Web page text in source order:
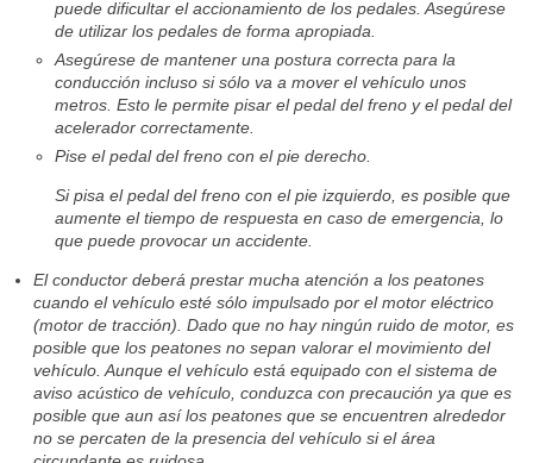
puede dificultar el accionamiento de los pedales. Asegúrese
de utilizar los pedales de forma apropiada.
Asegúrese de mantener una postura correcta para la
conducción incluso si sólo va a mover el vehículo unos
metros. Esto le permite pisar el pedal del freno y el pedal del
acelerador correctamente.
Pise el pedal del freno con el pie derecho.
Si pisa el pedal del freno con el pie izquierdo, es posible que
aumente el tiempo de respuesta en caso de emergencia, lo
que puede provocar un accidente.
El conductor deberá prestar mucha atención a los peatones
cuando el vehículo esté sólo impulsado por el motor eléctrico
(motor de tracción). Dado que no hay ningún ruido de motor, es
posible que los peatones no sepan valorar el movimiento del
vehículo. Aunque el vehículo está equipado con el sistema de
aviso acústico de vehículo, conduzca con precaución ya que es
posible que aun así los peatones que se encuentren alrededor
no se percaten de la presencia del vehículo si el área